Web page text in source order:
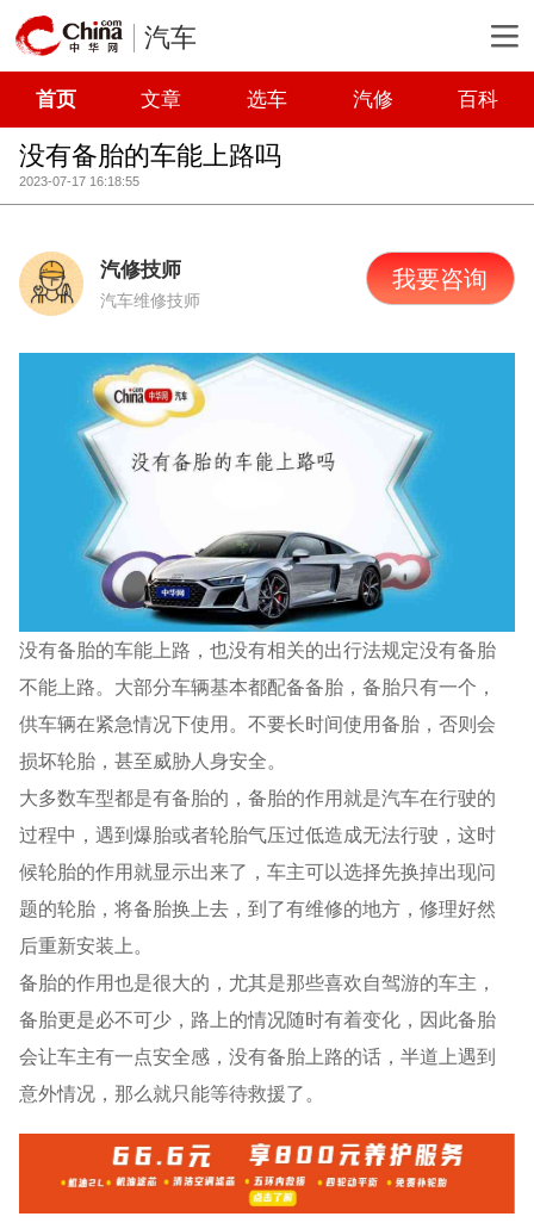
汽车
首页 文章 选车 汽修 百科
没有备胎的车能上路吗
2023-07-17 16:18:55
汽修技师
汽车维修技师
我要咨询
没有备胎的车能上路，也没有相关的出行法规定没有备胎
不能上路。大部分车辆基本都配备备胎，备胎只有一个，
供车辆在紧急情况下使用。不要长时间使用备胎，否则会
损坏轮胎，甚至威胁人身安全。
大多数车型都是有备胎的，备胎的作用就是汽车在行驶的
过程中，遇到爆胎或者轮胎气压过低造成无法行驶，这时
候轮胎的作用就显示出来了，车主可以选择先换掉出现问
题的轮胎，将备胎换上去，到了有维修的地方，修理好然
后重新安装上。
备胎的作用也是很大的，尤其是那些喜欢自驾游的车主，
备胎更是必不可少，路上的情况随时有着变化，因此备胎
会让车主有一点安全感，没有备胎上路的话，半道上遇到
意外情况，那么就只能等待救援了。